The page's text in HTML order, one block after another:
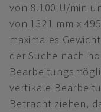
von 8.100 U/min
von 1321 mm x
maximales
der Suche nach
vertikale
Betracht ziehen,